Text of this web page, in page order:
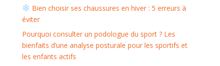
Bien choisir ses chaussures en hiver : 5 erreurs à
éviter
Pourquoi consulter un podologue du sport ? Les
bienfaits d’une analyse posturale pour les sportifs et
les enfants actifs